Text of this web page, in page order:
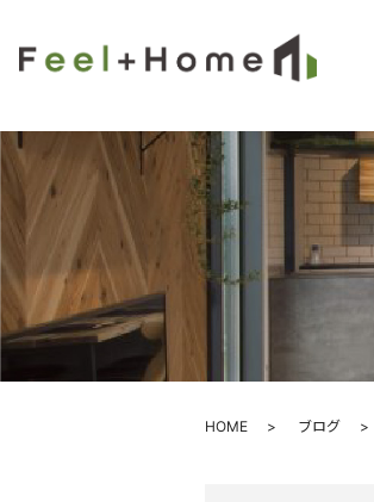
HOME ブログ